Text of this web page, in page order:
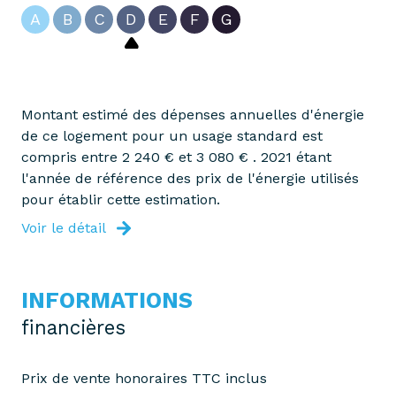
A B C D E F G
Montant estimé des dépenses annuelles d'énergie
de ce logement pour un usage standard est
compris entre 2 240 € et 3 080 € . 2021 étant
l'année de référence des prix de l'énergie utilisés
pour établir cette estimation.
Voir le détail
INFORMATIONS
financières
Prix de vente honoraires TTC inclus